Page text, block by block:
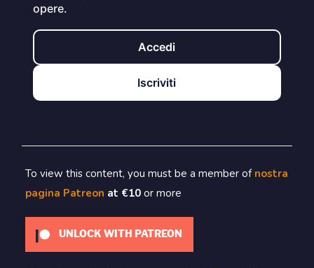
opere.
Accedi
Iscriviti
To view this content, you must be a member of nostra
pagina Patreon at €10 or more
UNLOCK WITH PATREON